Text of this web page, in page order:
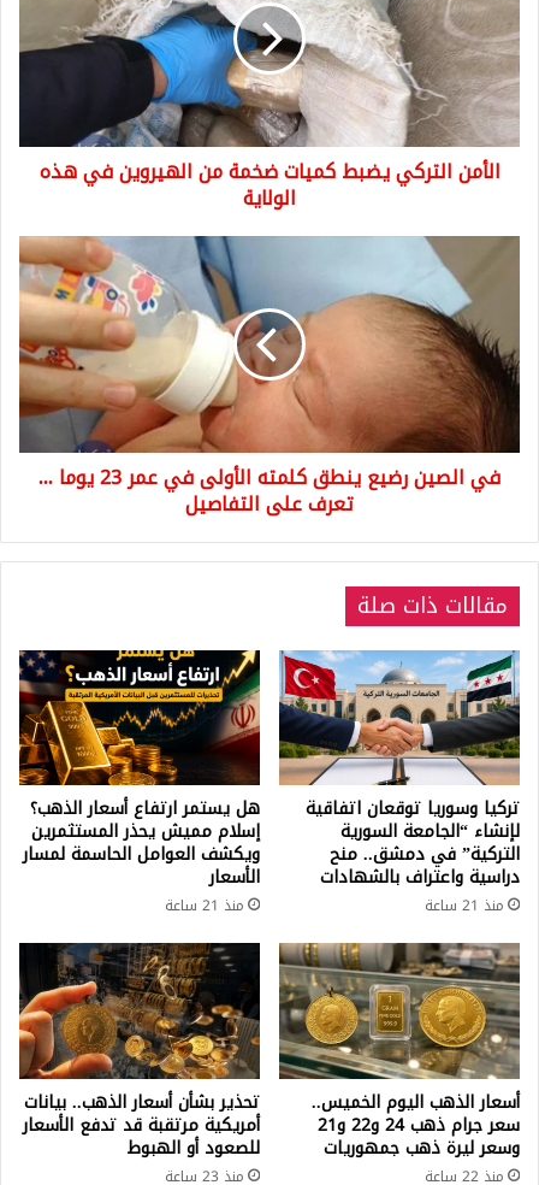
كميات
ضخمة
من
الهيروين
في
هذه
الولاية
الأمن التركي يضبط كميات ضخمة من الهيروين في هذه
الولاية
ينطق
كلمته
الأولى
في
23
يوما
على
في الصين رضيع ينطق كلمته الأولى في عمر 23 يوما ...
تعرف على التفاصيل
مقالات ذات صلة
تركيا وسوريا توقعان اتفاقية
لإنشاء “الجامعة السورية
التركية” في دمشق.. منح
دراسية واعتراف بالشهادات
منذ 21 ساعة
هل يستمر ارتفاع أسعار الذهب؟
إسلام مميش يحذر المستثمرين
ويكشف العوامل الحاسمة لمسار
الأسعار
منذ 21 ساعة
أسعار الذهب اليوم الخميس..
سعر جرام ذهب 24 و22 و21
وسعر ليرة ذهب جمهوريات
منذ 22 ساعة
تحذير بشأن أسعار الذهب.. بيانات
أمريكية مرتقبة قد تدفع الأسعار
للصعود أو الهبوط
منذ 23 ساعة